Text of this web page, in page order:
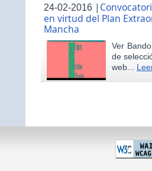
24-02-2016 |
en virtud del Plan
Mancha
Ver
de
web...